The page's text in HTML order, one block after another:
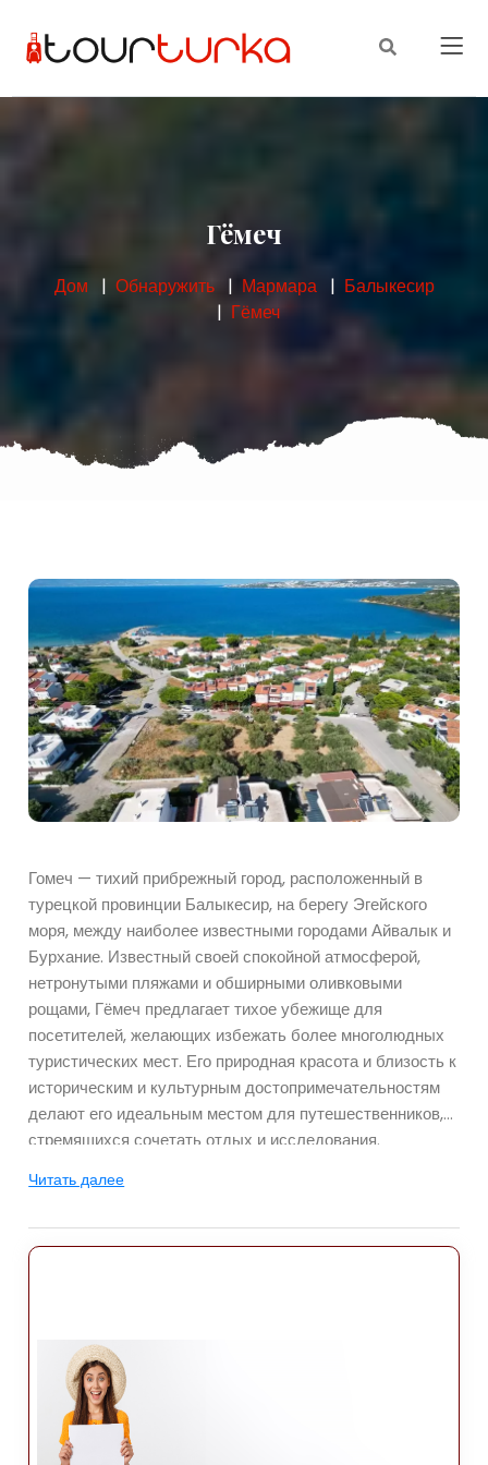
Гёмеч
Дом Обнаружить Мармара
Балыкесир
Гёмеч
Гомеч — тихий прибрежный город, расположенный в
турецкой провинции Балыкесир, на берегу Эгейского
моря, между наиболее известными городами Айвалык и
Бурхание. Известный своей спокойной атмосферой,
нетронутыми пляжами и обширными оливковыми
рощами, Гёмеч предлагает тихое убежище для
посетителей, желающих избежать более многолюдных
туристических мест. Его природная красота и близость к
историческим и культурным достопримечательностям
делают его идеальным местом для путешественников,
стремящихся сочетать отдых и исследования.
Расположение
Гомеч расположен на северном побережье Эгейского
Город расположен между Эгейским морем на западе и
пышной сельской местностью на востоке, наполненной
оливковыми рощами и холмами. Прибрежное
расположение Гёмеча открывает потрясающий вид на
Эгейское море, особенно на закате, а его стратегическое
Читать далее